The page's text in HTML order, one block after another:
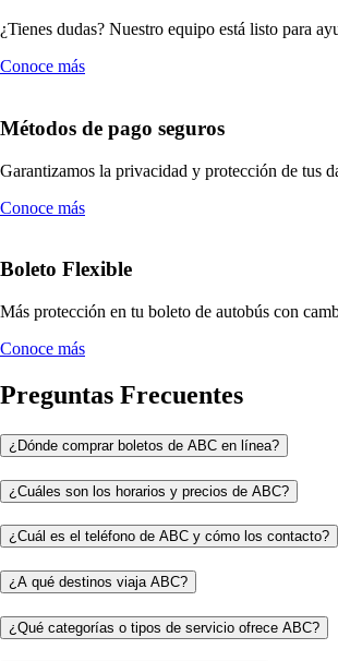
¿Tienes dudas? Nuestro equipo está listo para
Conoce más
Métodos de pago seguros
Garantizamos la privacidad y protección de tus
Conoce más
Boleto Flexible
Más protección en tu boleto de autobús con
Conoce más
Preguntas Frecuentes
¿Dónde comprar boletos de ABC en línea?
¿Cuáles son los horarios y precios de ABC?
¿Cuál es el teléfono de ABC y cómo los contacto?
¿A qué destinos viaja ABC?
¿Qué categorías o tipos de servicio ofrece ABC?